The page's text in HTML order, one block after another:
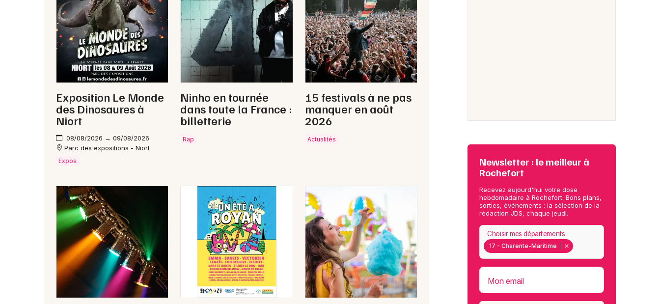
Newsletter des sorties
Artistes en tournée
Actus à Rochefort
Magazine à Rochefort
17 - Charente-Maritime
Choisir mes départements
Mon email
Exposition Le Monde
des Dinosaures à
Niort
08/08/2026 → 09/08/2026
Parc des expositions - Niort
Expos
Ninho en tournée
dans toute la France :
billetterie
Rap
15 festivals à ne pas
manquer en août
2026
Actualités
Newsletter : le meilleur à
Rochefort
Recevez aujourd'hui votre dose
hebdomadaire à Rochefort. Bons plans,
sorties, événements : la sélection de la
rédaction JDS, chaque jeudi.
17 - Charente-Maritime
Choisir mes départements
Mon email